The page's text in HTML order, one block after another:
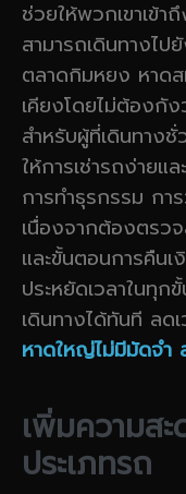
ช่วยให้พวกเขาเข้า
สามารถเดินทางไ
ตลาดกิมหยง หาด
เคียงโดยไม่ต้องกัง
สำหรับผู้ที่เดินทาง
ให้การเช่ารถง่ายแ
การทำธุรกรรม กา
เนื่องจากต้องตรว
และขั้นตอนการคืนเ
ประหยัดเวลาในทุก
เดินทางได้ทันที ลด
หาดใหญ่ไม่มีมัดจำ
เพิ่มความส
ประเภทรถ